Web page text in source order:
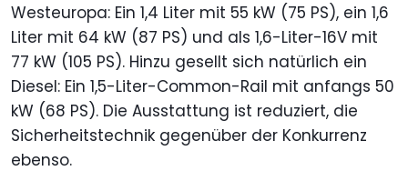
Westeuropa: Ein 1,4 Liter mit 55 kW (75 PS), ein 1,6
Liter mit 64 kW (87 PS) und als 1,6-Liter-16V mit
77 kW (105 PS). Hinzu gesellt sich natürlich ein
Diesel: Ein 1,5-Liter-Common-Rail mit anfangs 50
kW (68 PS). Die Ausstattung ist reduziert, die
Sicherheitstechnik gegenüber der Konkurrenz
ebenso.